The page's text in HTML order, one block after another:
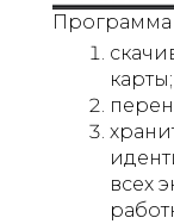
Программа
карты;
всех